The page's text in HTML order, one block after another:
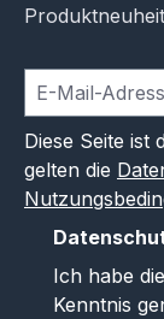
Diese Seite ist
gelten die
Ich habe die
Kenntnis